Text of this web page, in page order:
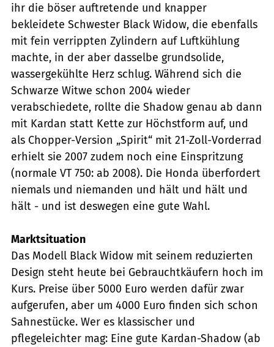
ihr die böser auftretende und knapper
bekleidete Schwester Black Widow, die ebenfalls
mit fein verrippten Zylindern auf Luftkühlung
machte, in der aber dasselbe grundsolide,
wassergekühlte Herz schlug. Während sich die
Schwarze Witwe schon 2004 wieder
verabschiedete, rollte die Shadow genau ab dann
mit Kardan statt Kette zur Höchstform auf, und
als Chopper-Version „Spirit“ mit 21-Zoll-Vorderrad
erhielt sie 2007 zudem noch eine Einspritzung
(normale VT 750: ab 2008). Die Honda überfordert
niemals und niemanden und hält und hält und
hält - und ist deswegen eine gute Wahl.
Marktsituation
Das Modell Black Widow mit seinem reduzierten
Design steht heute bei Gebrauchtkäufern hoch im
Kurs. Preise über 5000 Euro werden dafür zwar
aufgerufen, aber um 4000 Euro finden sich schon
Sahnestücke. Wer es klassischer und
pflegeleichter mag: Eine gute Kardan-Shadow (ab